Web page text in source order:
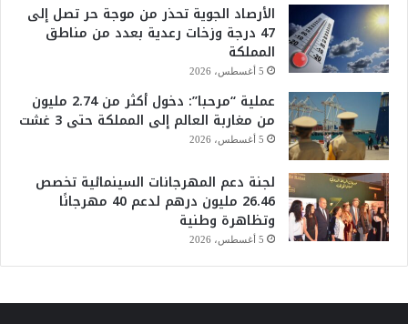
الأرصاد الجوية تحذر من موجة حر تصل إلى
47 درجة وزخات رعدية بعدد من مناطق
المملكة
5 أغسطس، 2026
عملية “مرحبا”: دخول أكثر من 2.74 مليون
من مغاربة العالم إلى المملكة حتى 3 غشت
5 أغسطس، 2026
لجنة دعم المهرجانات السينمائية تخصص
26.46 مليون درهم لدعم 40 مهرجانًا
وتظاهرة وطنية
5 أغسطس، 2026